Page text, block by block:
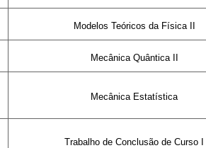
Modelos Teóricos da Física II
Mecânica Quântica II
Mecânica Estatística
Trabalho de Conclusão de Curso I